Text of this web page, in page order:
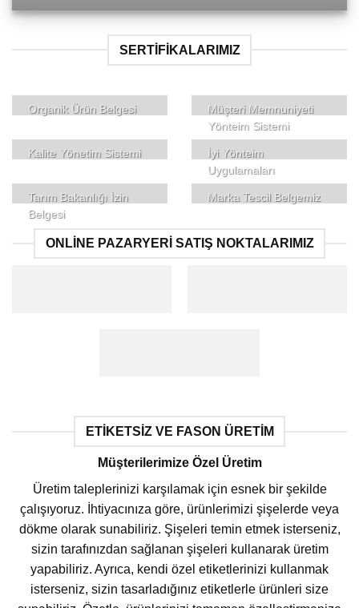
SERTIFIKALARIMIZ
Organik Ürün Belgesi
Müşteri Memnuniyeti
Yönteim Sistemi
Kalite Yönetim Sistemi
İyi Yönteim
Uygulamaları
Tarım Bakanlığı İzin
Belgesi
Marka Tescil Belgemiz
ONLINE PAZARYERI SATIŞ NOKTALARIMIZ
ETIKETSIZ VE FASON ÜRETIM
Müşterilerimize Özel Üretim
Üretim taleplerinizi karşılamak için esnek bir şekilde
çalışıyoruz. İhtiyacınıza göre, ürünlerimizi şişelerde veya
dökme olarak sunabiliriz. Şişeleri temin etmek isterseniz,
sizin tarafınızdan sağlanan şişeleri kullanarak üretim
yapabiliriz. Ayrıca, kendi özel etiketlerinizi kullanmak
isterseniz, sizin tasarladığınız etiketlerle ürünleri size